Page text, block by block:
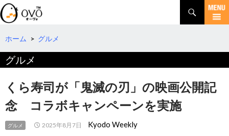
検
索
コ
テ
ツ
へ
ホーム > グルメ
グルメ
くら寿司が「鬼滅の刃」の映画公開記
念 コラボキャンペーンを実施
グルメ 2025年8月7日 Kyodo Weekly